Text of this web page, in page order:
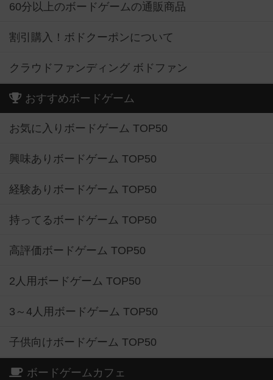
60分以上のボードゲームの通販商品
割引購入！ボドクーポンについて
クラウドファンディング ボドファン
おすすめボードゲーム
お気に入りボードゲーム TOP50
興味ありボードゲーム TOP50
経験ありボードゲーム TOP50
持ってるボードゲーム TOP50
高評価ボードゲーム TOP50
2人用ボードゲーム TOP50
3～4人用ボードゲーム TOP50
子供向けボードゲーム TOP50
ボードゲームカフェ